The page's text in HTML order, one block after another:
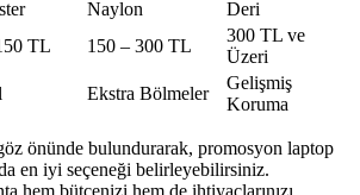
Naylon
Deri
TL 150 – 300 TL
300 TL ve
Üzeri
Ekstra Bölmeler
Gelişmiş
Koruma
önünde bulundurarak, promosyon laptop
en iyi seçeneği belirleyebilirsiniz.
hem bütçenizi hem de ihtiyaçlarınızı